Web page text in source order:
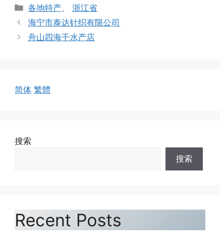
分
类
各地特产、浙江省
海宁市泰达针织有限公司
舟山四海干水产店
简体 繁體
搜索
搜索
Recent Posts